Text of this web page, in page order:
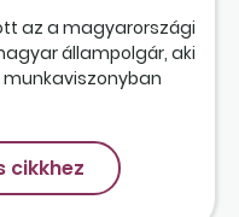
az a magyarországi
állampolgár, aki
cikkhez